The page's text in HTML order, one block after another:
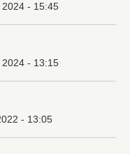
- 15:45
- 13:15
- 13:05